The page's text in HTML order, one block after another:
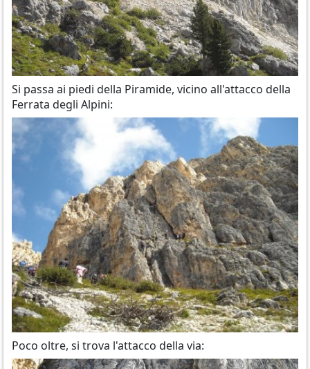
Si passa ai piedi della Piramide, vicino all'attacco della
Ferrata degli Alpini:
Poco oltre, si trova l'attacco della via: